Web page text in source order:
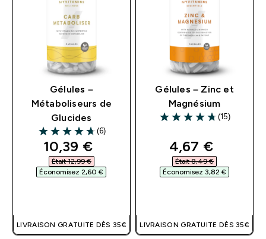
Gélules –
Métaboliseurs de
Glucides
4.67 out of 5 stars
(6)
discounted price
10,39 €‎
Était 12,99 €‎
Économisez 2,60 €‎
LIVRAISON GRATUITE DÈS 35€
Gélules – Zinc et
Magnésium
4.73 out of 5 stars
(15)
discounted
4,67 €‎
Était 8,49 €‎
Économisez 3,82 €‎
LIVRAISON GRATUITE DÈS 35€